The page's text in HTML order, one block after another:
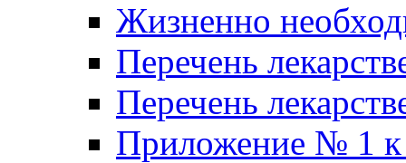
Жизненно
Перечень
Перечень
Приложение № 1 к